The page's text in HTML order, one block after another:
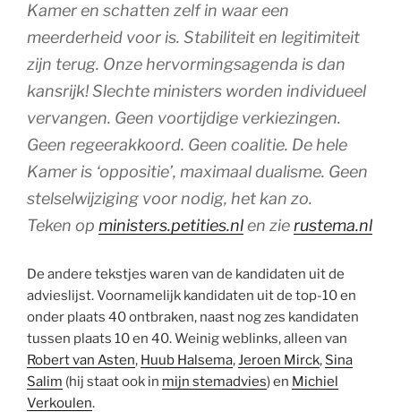
Kamer en schatten zelf in waar een
meerderheid voor is. Stabiliteit en legitimiteit
zijn terug. Onze hervormingsagenda is dan
kansrijk! Slechte ministers worden individueel
vervangen. Geen voortijdige verkiezingen.
Geen regeerakkoord. Geen coalitie. De hele
Kamer is ‘oppositie’, maximaal dualisme. Geen
stelselwijziging voor nodig, het kan zo.
Teken op ministers.petities.nlen zie rustema.nl
De andere tekstjes waren van de kandidaten uit de
advieslijst. Voornamelijk kandidaten uit de top-10 en
onder plaats 40 ontbraken, naast nog zes kandidaten
tussen plaats 10 en 40. Weinig weblinks, alleen van
Robert van Asten, Huub Halsema,Jeroen Mirck, Sina
Salim (hij staat ook in mijn stemadvies) en Michiel
Verkoulen.